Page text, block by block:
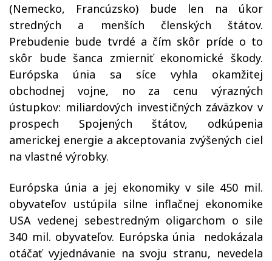
(Nemecko, Francúzsko) bude len na úkor
stredných a menších členských štátov.
Prebudenie bude tvrdé a čím skôr príde o to
skôr bude šanca zmierniť ekonomické škody.
Európska únia sa síce vyhla okamžitej
obchodnej vojne, no za cenu výrazných
ústupkov: miliardových investičných záväzkov v
prospech Spojených štátov, odkúpenia
americkej energie a akceptovania zvýšených ciel
na vlastné výrobky.
Európska únia a jej ekonomiky v sile 450 mil.
obyvateľov ustúpila silne inflačnej ekonomike
USA vedenej sebestredným oligarchom o sile
340 mil. obyvateľov. Európska únia
nedokázala
otáčať vyjednávanie na svoju stranu, nevedela